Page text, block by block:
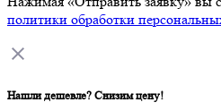
политики обработки
Нашли дешевле? Снизим цену!